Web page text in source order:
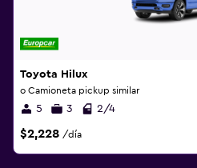
Toyota Hilux
o Camioneta pickup similar
5 3 2/4
$2,228 /día